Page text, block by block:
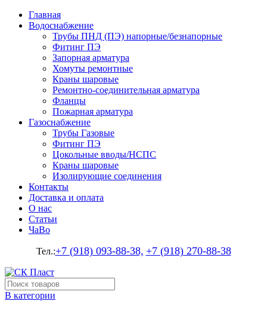
Главная
Водоснабжение
Трубы ПНД (ПЭ) напорные/безнапорные
Фитинг ПЭ
Запорная арматура
Хомуты ремонтные
Краны шаровые
Ремонтно-соединительная арматура
Фланцы
Пожарная арматура
Газоснабжение
Трубы Газовые
Фитинг ПЭ
Цокольные вводы/НСПС
Краны шаровые
Изолирующие соединения
Контакты
Доставка и оплата
О нас
Статьи
ЧаВо
Тел.:+7 (918) 093-88-38, +7 (918) 270-88-38
В категории